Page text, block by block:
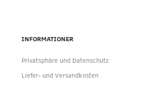
INFORMATIONER
Privatsphäre und Datenschutz
Liefer- und Versandkosten